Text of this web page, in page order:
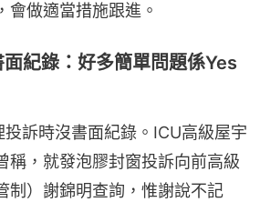
會做適當措施跟進。
紀錄：好多簡單問題係Yes
訴時沒書面紀錄。ICU高級屋宇
稱，就發泡膠封窗投訴向前高級
制）謝錦明查詢，惟謝說不記